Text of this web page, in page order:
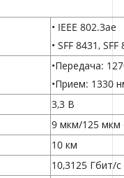
• IEEE 802.3ae
• SFF 8431,
•Передача:
•Прием: 1330
3,3 В
9 мкм/125
10 км
10,3125 Гбит/с